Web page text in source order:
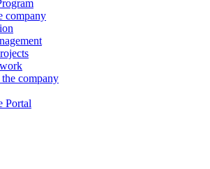
company
company
Portal